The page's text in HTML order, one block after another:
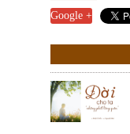
Google +